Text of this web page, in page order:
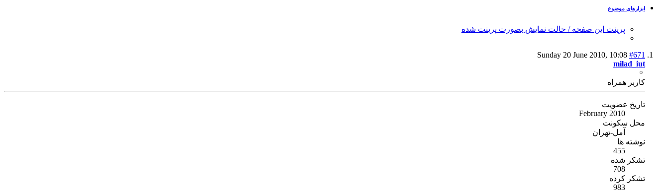
ابزارهای موضوع
پرینت این صفحه / حالت نمایش بصورت پرینت شده
Sunday 20 June 2010, 10:08 #671
milad_iut
كاربر همراه
تاریخ عضویت
February 2010
محل سکونت
آمل-تهران
نوشته ها
455
تشکر شده
708
تشکر کرده
983